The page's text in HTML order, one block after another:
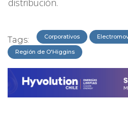
Tags: Corporativos
Región de O'Higgins